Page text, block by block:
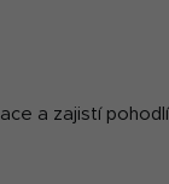
a zajistí